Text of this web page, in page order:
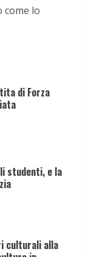
come lo
di Forza
studenti, e la
culturali alla